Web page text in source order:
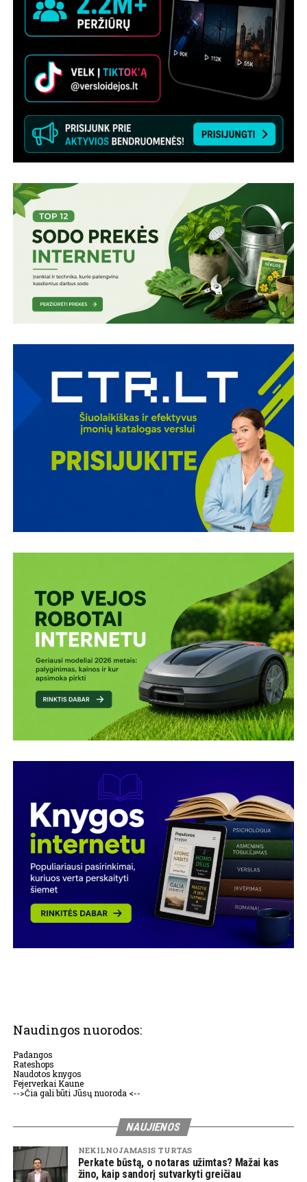
Naudingos nuorodos:
Padangos
Rateshops
Naudotos knygos
Fejerverkai Kaune
-->Čia gali būti Jūsų nuoroda <--
NAUJIENOS
NEKILNOJAMASIS TURTAS
Perkate būstą, o notaras užimtas? Mažai kas
žino, kaip sandorį sutvarkyti greičiau